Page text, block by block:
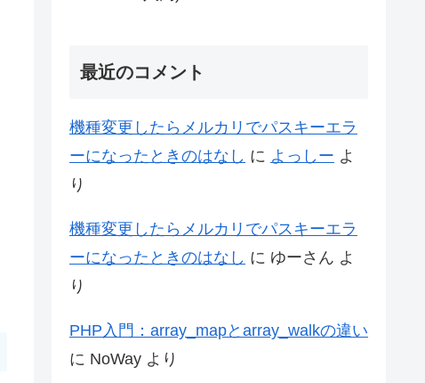
最近のコメント
機種変更したらメルカリでパスキーエラ
ーになったときのはなし に よっしー よ
り
機種変更したらメルカリでパスキーエラ
ーになったときのはなし に ゆーさん よ
り
PHP入門：array_mapとarray_walkの違い
に NoWay より